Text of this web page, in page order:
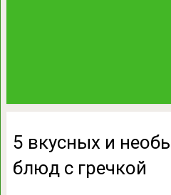
5 вкусных и
блюд с гречкой